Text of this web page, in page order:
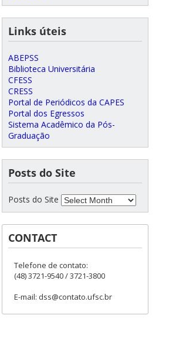
Links úteis
ABEPSS
Biblioteca Universitária
CFESS
CRESS
Portal de Periódicos da CAPES
Portal dos Egressos
Sistema Acadêmico da Pós-
Graduação
Posts do Site
Posts do Site
CONTACT
Telefone de contato:
(48) 3721-9540 / 3721-3800
E-mail: dss@contato.ufsc.br